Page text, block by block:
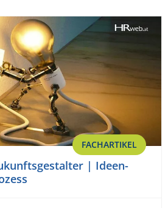
FACHARTIKEL
| Ideen-